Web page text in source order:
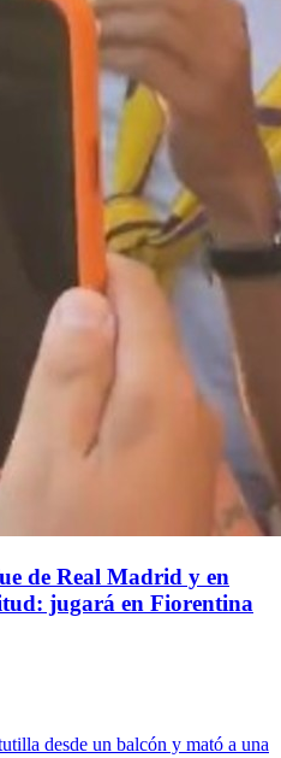
de Real Madrid y en
jugará en Fiorentina